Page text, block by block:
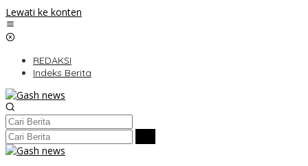
Lewati ke konten
REDAKSI
Indeks Berita